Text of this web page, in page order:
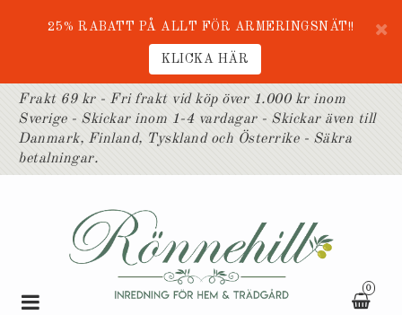
25% RABATT PÅ ALLT FÖR ARMERINGSNÄT!!
KLICKA HÄR
Frakt 69 kr - Fri frakt vid köp över 1.000 kr inom
Sverige - Skickar inom 1-4 vardagar - Skickar även till
Danmark, Finland, Tyskland och Österrike - Säkra
betalningar.
0
Toggle